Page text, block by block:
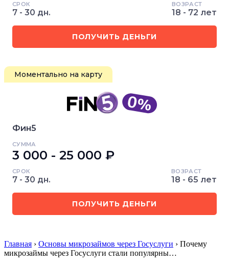
СРОК
7 - 30 дн.
ВОЗРАСТ
18 - 72 лет
ПОЛУЧИТЬ ДЕНЬГИ
Моментально на карту
Фин5
СУММА
3 000 - 25 000 ₽
СРОК
7 - 30 дн.
ВОЗРАСТ
18 - 65 лет
ПОЛУЧИТЬ ДЕНЬГИ
Главная › Основы микрозаймов через Госуслуги › Почему
микрозаймы через Госуслуги стали популярны…